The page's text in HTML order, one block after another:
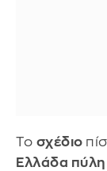
Το σχέδιο
Ελλάδα πύλη